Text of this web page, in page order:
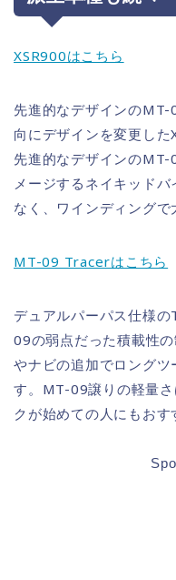
XSR900はこちら
先進的なデザインの
向にデザインを変更した
先進的なデザインのMT-
メージするネイキッド
なく、ワインディングで
MT-09 Tracerはこちら
デュアルパーパス仕様
09の弱点だった積載性
やナビの追加でロング
す。MT-09譲りの軽量
クが始めての人にもおす